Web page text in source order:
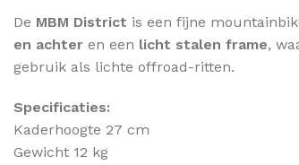
De MBM District is een fijne
en achter en een licht stalen frame,
gebruik als lichte offroad-ritten.
Specificaties:
Kaderhoogte 27 cm
Gewicht 12 kg